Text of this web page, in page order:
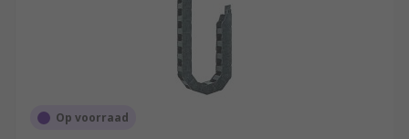
Op voorraad